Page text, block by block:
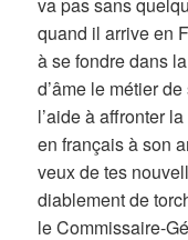
va pas sans
quand il arrive en
à se fondre dans
d’âme le métier
l’aide à affronter
en français à son
veux de tes
diablement de
le Commissaire-